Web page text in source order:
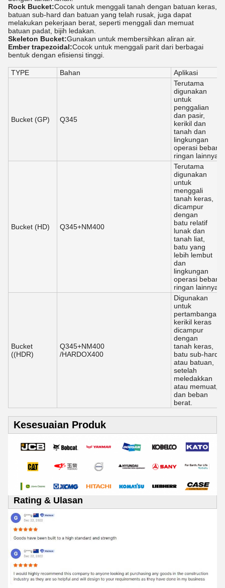
Rock Bucket:Cocok untuk menggali tanah dengan batuan keras,
batuan sub-hard dan batuan yang telah rusak, juga dapat
melakukan pekerjaan berat, seperti menggali dan memuat
batuan padat, bijih ledakan.
Skeleton Bucket:Gunakan untuk membersihkan aliran air.
Ember trapezoidal:Cocok untuk menggali parit dari berbagai
bentuk dengan efisiensi tinggi.
TYPE Bahan Aplikasi
Bucket (GP) Q345
Terutama
digunakan
untuk
penggalian
dan pasir,
kerikil dan
tanah dan
lingkungan
operasi beban
ringan lainnya.
Bucket (HD) Q345+NM400
Terutama
digunakan
untuk
menggali
tanah keras,
dicampur
dengan
batu relatif
lunak dan
tanah liat,
batu yang
lebih lembut
dan
lingkungan
operasi beban
ringan lainnya.
Bucket
((HDR)
Q345+NM400
/HARDOX400
Digunakan
untuk
pertambangan
kerikil keras
dicampur
dengan
tanah keras,
batu sub-hard
atau batuan,
setelah
meledakkan
atau memuat,
dan beban
berat.
Kesesuaian Produk
Rating & Ulasan